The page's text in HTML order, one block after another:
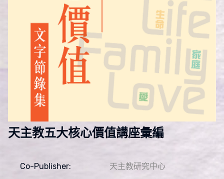
天主教五大核心價值講座彙編
Co-Publisher:
天主教研究中心